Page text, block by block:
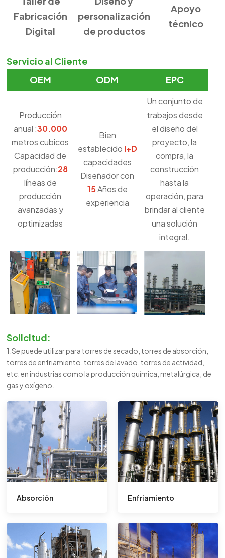
Fabricación
Digital
personalización
de productos
Apoyo
técnico
Servicio al Cliente
OEM
ODM EPC
Producción
anual :30.000
metros cubicos
Capacidad de
producción:28
líneas de
producción
avanzadas y
optimizadas
Bien
establecido I+D
capacidades
Diseñador con
15Años de
experiencia
Un conjunto de
trabajos desde
el diseño del
proyecto, la
compra, la
construcción
hasta la
operación, para
brindar al cliente
una solución
integral.
Solicitud:
1.Se puede utilizar para torres de secado, torres de absorción,
torres de enfriamiento, torres de lavado, torres de actividad,
etc. en industrias como la producción química, metalúrgica, de
gas y oxígeno.
Absorción Enfriamiento